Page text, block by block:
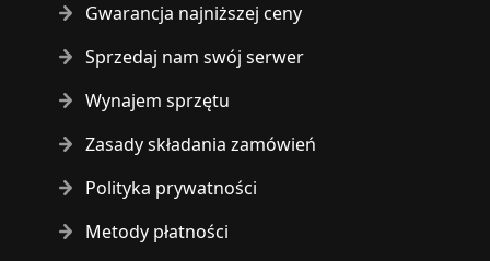
Gwarancja najniższej ceny
Sprzedaj nam swój serwer
Wynajem sprzętu
Zasady składania zamówień
Polityka prywatności
Metody płatności